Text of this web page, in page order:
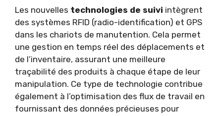
Les nouvelles technologies de suivi intègrent
des systèmes RFID (radio-identification) et GPS
dans les chariots de manutention. Cela permet
une gestion en temps réel des déplacements et
de l’inventaire, assurant une meilleure
traçabilité des produits à chaque étape de leur
manipulation. Ce type de technologie contribue
également à l’optimisation des flux de travail en
fournissant des données précieuses pour